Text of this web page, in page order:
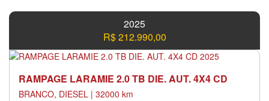
2025
R$ 212.990,00
RAMPAGE LARAMIE 2.0 TB DIE. AUT. 4X4 CD
BRANCO, DIESEL | 32000 km